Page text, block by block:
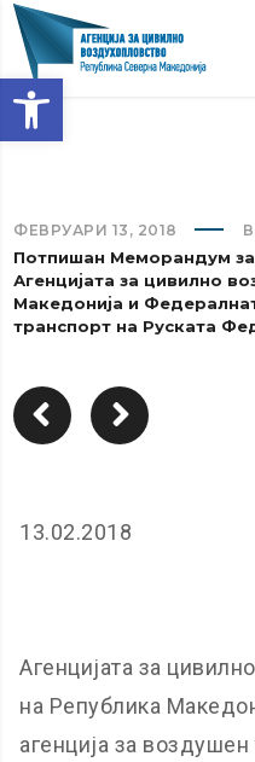
Open toolbar
ФЕВРУАРИ 13, 2018
Потпишан Меморандум
Агенцијата за цивилно
Македонија и
транспорт на Руската
13.02.2018
Агенцијата за
на Република
агенција за воздушен